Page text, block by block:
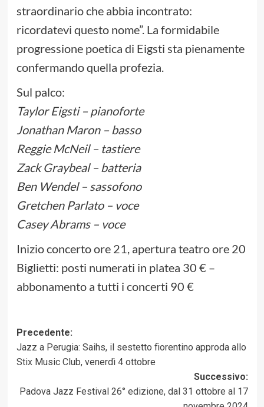
straordinario che abbia incontrato:
ricordatevi questo nome”. La formidabile
progressione poetica di Eigsti sta pienamente
confermando quella profezia.
Sul palco:
Taylor Eigsti – pianoforte
Jonathan Maron – basso
Reggie McNeil – tastiere
Zack Graybeal – batteria
Ben Wendel – sassofono
Gretchen Parlato – voce
Casey Abrams – voce
Inizio concerto ore 21, apertura teatro ore 20
Biglietti: posti numerati in platea 30 € –
abbonamento a tutti i concerti 90 €
Navigazione
articolo
Precedente:
Jazz a Perugia: Saihs, il sestetto fiorentino approda allo
Stix Music Club, venerdì 4 ottobre
Successivo:
Padova Jazz Festival 26° edizione, dal 31 ottobre al 17